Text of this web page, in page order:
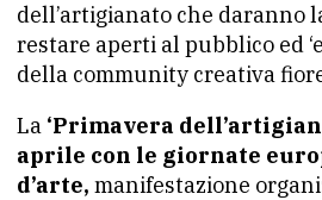
dell’artigianato che daranno
restare aperti al pubblico ed
della community creativa
La ‘Primavera
aprile con le giornate
d’arte, manifestazione